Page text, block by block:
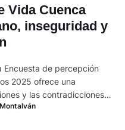
Vida Cuenca
inseguridad y
Encuesta de percepción
2025 ofrece una
y las contradicciones
hallazgos (presentados el
Mercurio los voceros de la